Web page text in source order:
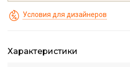
Условия для дизайнеров
Характеристики